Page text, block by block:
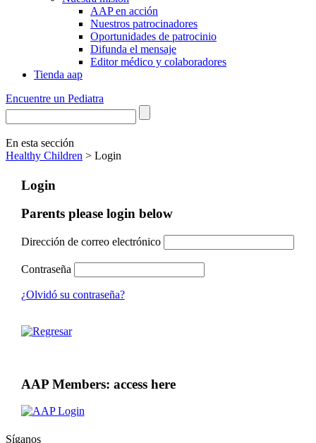
AAP en acción
Nuestros patrocinadores
Oportunidades de patrocinio
Difunda el mensaje
Editor médico y colaboradores
Tienda aap
Encuentre un Pediatra
En esta sección
Healthy Children > Login
Login
Parents please login below
Dirección de correo electrónico
Contraseña
¿Olvidó su contraseña?
AAP Members: access here
Síganos